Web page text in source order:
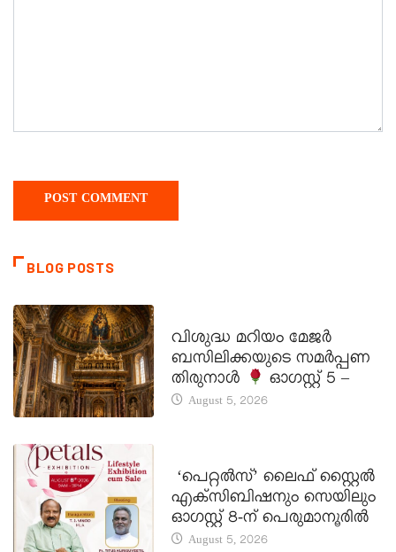
BLOG POSTS
വിശുദ്ധ മറിയം മേജർ
ബസിലിക്കയുടെ സമർപ്പണ
തിരുനാൾ
ഓഗസ്റ്റ് 5 –
August 5, 2026
‘പെറ്റൽസ്’ ലൈഫ് സ്റ്റൈൽ
എക്സിബിഷനും സെയിലും
ഓഗസ്റ്റ് 8-ന് പെരുമാനൂരിൽ
August 5, 2026